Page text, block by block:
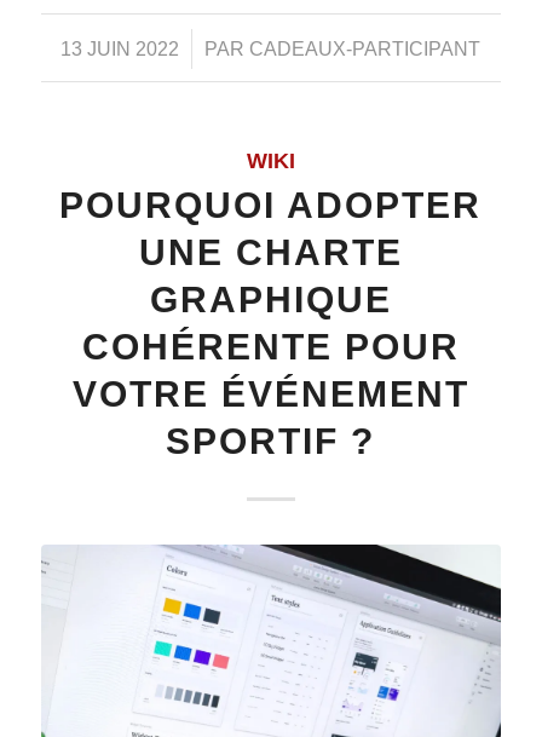
13 JUIN 2022
/ PAR CADEAUX-PARTICIPANT
WIKI
POURQUOI ADOPTER
UNE CHARTE
GRAPHIQUE
COHÉRENTE POUR
VOTRE ÉVÉNEMENT
SPORTIF ?